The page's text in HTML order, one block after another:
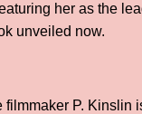
her as the
unveiled now.
filmmaker P. Kinslin